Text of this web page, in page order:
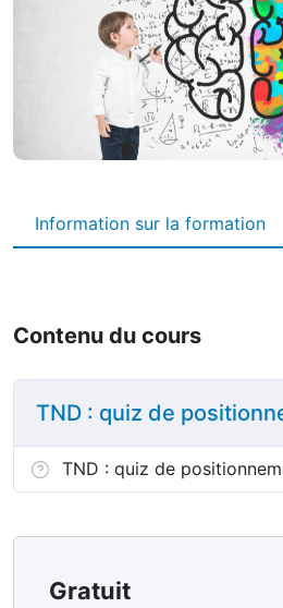
Information sur la formation
Contenu du cours
TND : quiz de
TND : quiz de
Gratuit